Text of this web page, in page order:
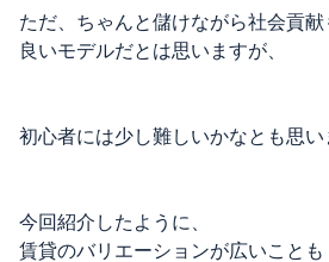
ただ、ちゃんと儲けながら社会貢献
良いモデルだとは思いますが、
初心者には少し難しいかなとも思い
今回紹介したように、
賃貸のバリエーションが広いことも